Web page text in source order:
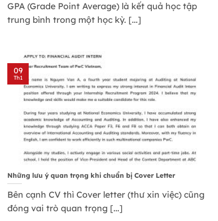
GPA (Grade Point Average) là kết quả học tập
trung bình trong một học kỳ. [...]
Những lưu ý quan trọng khi chuẩn bị Cover Letter
Bên cạnh CV thì Cover letter (thư xin việc) cũng
đóng vai trò quan trọng [...]
09
Th1